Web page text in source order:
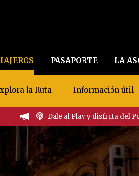
PASAPORTE LA
la Ruta Información útil
Dale al Play y disfruta del